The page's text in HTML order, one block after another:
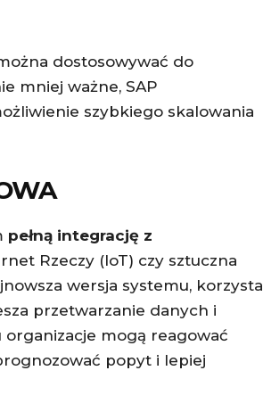
dostosowywać do
mniej ważne, SAP
szybkiego skalowania
pełną integrację z
Rzeczy (IoT) czy sztuczna
wersja systemu, korzysta
przetwarzanie danych i
mogą reagować
popyt i lepiej